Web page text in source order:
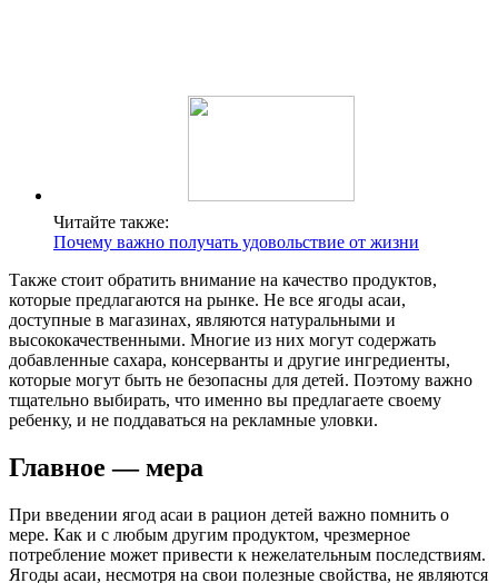
Читайте также:
Почему важно получать удовольствие от жизни
Также стоит обратить внимание на качество продуктов,
которые предлагаются на рынке. Не все ягоды асаи,
доступные в магазинах, являются натуральными и
высококачественными. Многие из них могут содержать
добавленные сахара, консерванты и другие ингредиенты,
которые могут быть не безопасны для детей. Поэтому важно
тщательно выбирать, что именно вы предлагаете своему
ребенку, и не поддаваться на рекламные уловки.
Главное — мера
При введении ягод асаи в рацион детей важно помнить о
мере. Как и с любым другим продуктом, чрезмерное
потребление может привести к нежелательным последствиям.
Ягоды асаи, несмотря на свои полезные свойства, не являются